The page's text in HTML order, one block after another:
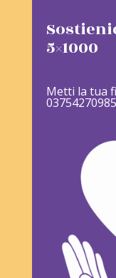
5×1000
Metti la tua
03754270985